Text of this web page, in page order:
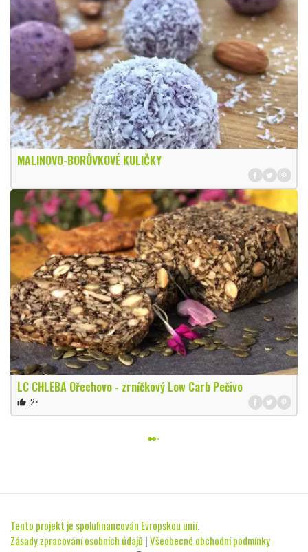
MALINOVO-BORŮVKOVÉ KULIČKY
LC CHLEBA Ořechovo - zrníčkový Low Carb Pečivo
thumb_up 2×
Tento projekt je spolufinancován Evropskou unií.
Zásady zpracování osobních údajů |Všeobecné obchodní podmínky